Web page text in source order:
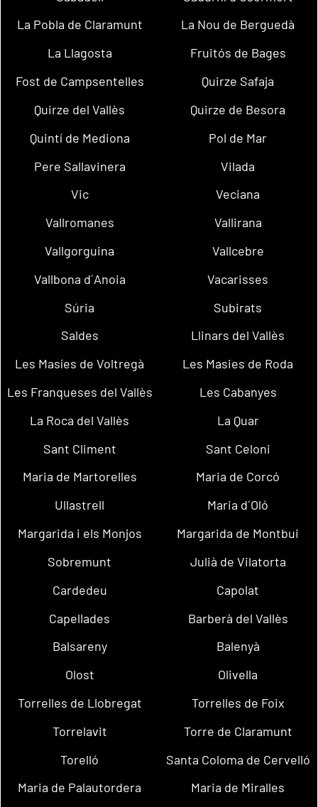
La Pobla de Claramunt
La Nou de Berguedà
La Llagosta
Fruitós de Bages
Fost de Campsentelles
Quirze Safaja
Quirze del Vallès
Quirze de Besora
Quintí de Mediona
Pol de Mar
Pere Sallavinera
Vilada
Vic
Veciana
Vallromanes
Vallirana
Vallgorguina
Vallcebre
Vallbona d´Anoia
Vacarisses
Súria
Subirats
Saldes
Llinars del Vallès
Les Masíes de Voltregà
Les Masies de Roda
Les Franqueses del Vallès
Les Cabanyes
La Roca del Vallès
La Quar
Sant Climent
Sant Celoni
Maria de Martorelles
Maria de Corcó
Ullastrell
Maria d´Oló
Margarida i els Monjos
Margarida de Montbui
Sobremunt
Julià de Vilatorta
Cardedeu
Capolat
Capellades
Barberà del Vallès
Balsareny
Balenyà
Olost
Olivella
Torrelles de Llobregat
Torrelles de Foix
Torrelavit
Torre de Claramunt
Torelló
Santa Coloma de Cervelló
Maria de Palautordera
Maria de Miralles